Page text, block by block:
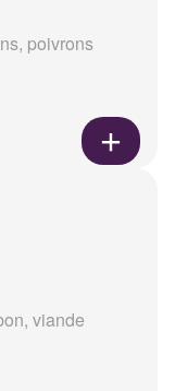
poivrons
viande